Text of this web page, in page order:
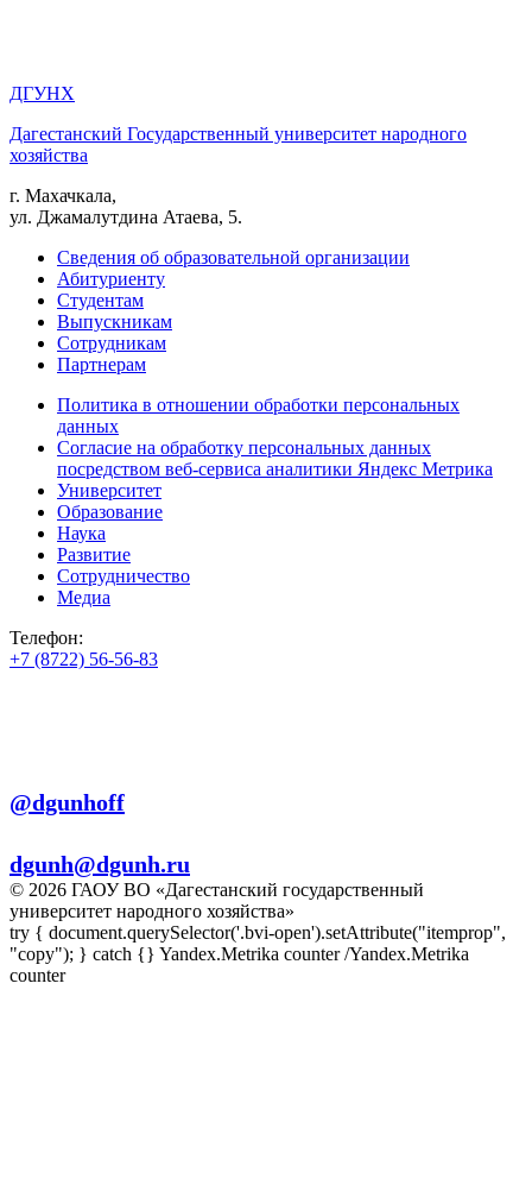
ДГУНХ
Дагестанский Государственный университет народного
хозяйства
г. Махачкала,
ул. Джамалутдина Атаева, 5.
Сведения об образовательной организации
Абитуриенту
Студентам
Выпускникам
Сотрудникам
Партнерам
Политика в отношении обработки персональных
данных
Согласие на обработку персональных данных
посредством веб-сервиса аналитики Яндекс Метрика
Университет
Образование
Наука
Развитие
Сотрудничество
Медиа
Телефон:
+7 (8722) 56-56-83
@dgunhoff
dgunh@dgunh.ru
© 2026 ГАОУ ВО «Дагестанский государственный
университет народного хозяйства»
try { document.querySelector('.bvi-open').setAttribute("itemprop",
"copy"); } catch {} Yandex.Metrika counter/Yandex.Metrika
counter